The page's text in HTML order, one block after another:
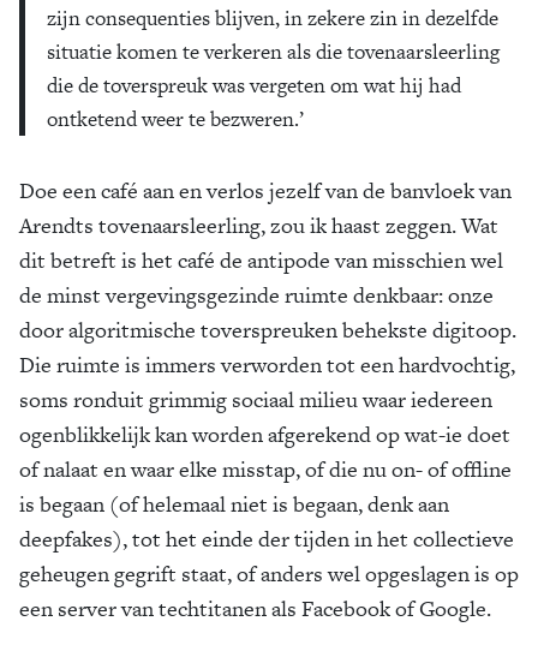
zijn consequenties blijven, in zekere zin in dezelfde
situatie komen te verkeren als die tovenaarsleerling
die de toverspreuk was vergeten om wat hij had
ontketend weer te bezweren.’
Doe een café aan en verlos jezelf van de banvloek van
Arendts tovenaarsleerling, zou ik haast zeggen. Wat
dit betreft is het café de antipode van misschien wel
de minst vergevingsgezinde ruimte denkbaar: onze
door algoritmische toverspreuken behekste digitoop.
Die ruimte is immers verworden tot een hardvochtig,
soms ronduit grimmig sociaal milieu waar iedereen
ogenblikkelijk kan worden afgerekend op wat-ie doet
of nalaat en waar elke misstap, of die nu on- of offline
is begaan (of helemaal niet is begaan, denk aan
deepfakes), tot het einde der tijden in het collectieve
geheugen gegrift staat, of anders wel opgeslagen is op
een server van techtitanen als Facebook of Google.